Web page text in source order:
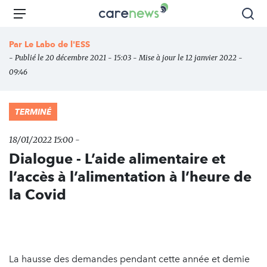
Aller
principal
Carenews,
des
Menu
Par Le Labo de l'ESS
- Publié le 20 décembre 2021 - 15:03 - Mise à jour le 12 janvier 2022 -
09:46
TERMINÉ
18/01/2022 15:00 -
Dialogue - L’aide alimentaire et
l’accès à l’alimentation à l’heure de
la Covid
La hausse des demandes pendant cette année et demie